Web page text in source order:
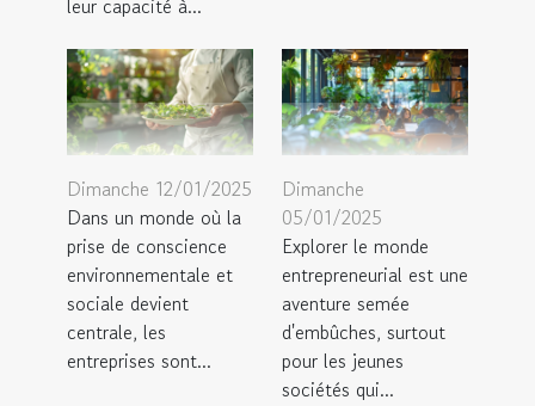
leur capacité à...
Dimanche 12/01/2025
Dans un monde où la
prise de conscience
environnementale et
sociale devient
centrale, les
entreprises sont...
Dimanche
05/01/2025
Explorer le monde
entrepreneurial est une
aventure semée
d'embûches, surtout
pour les jeunes
sociétés qui...